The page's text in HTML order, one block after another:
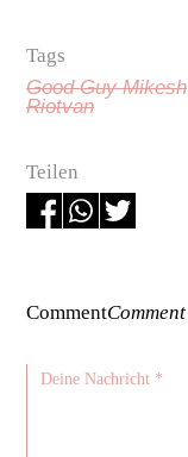
Tags
Good Guy Mikesh
Riotvan
Teilen
CommentComment